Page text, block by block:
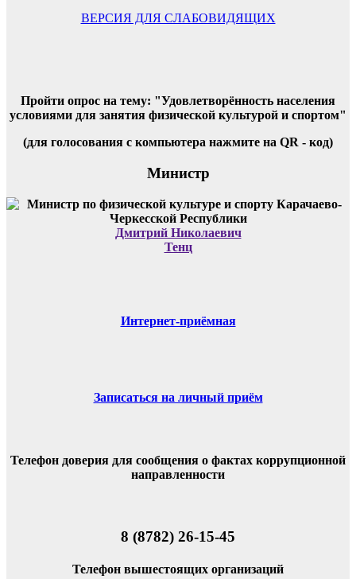
ВЕРСИЯ ДЛЯ СЛАБОВИДЯЩИХ
Пройти опрос на тему: "Удовлетворённость населения
условиями для занятия физической культурой и спортом"
(для голосования с компьютера нажмите на QR - код)
Министр
Дмитрий Николаевич
Тенц
Интернет-приёмная
Записаться на личный приём
Телефон доверия для сообщения о фактах коррупционной
направленности
8 (8782) 26-15-45
Телефон вышестоящих организаций